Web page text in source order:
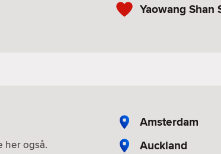
Yaowang Shan
her også.
Amsterdam
Auckland